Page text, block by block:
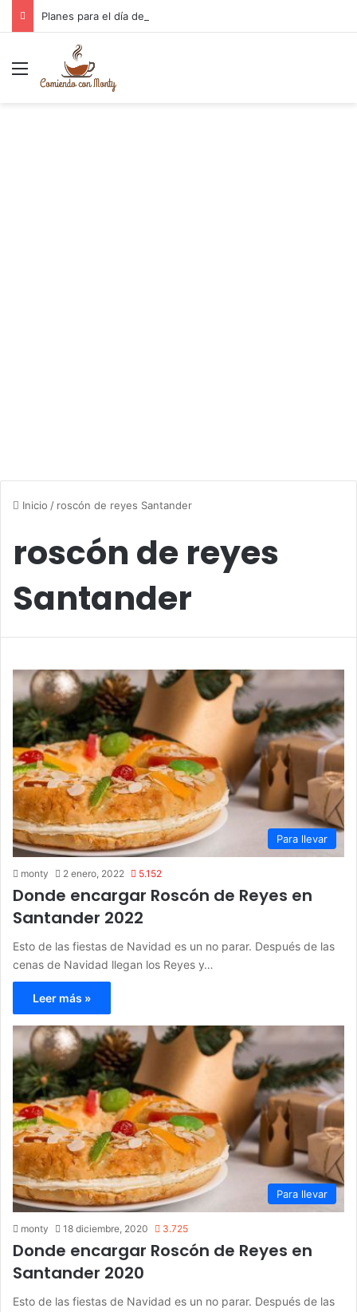
Planes para el día de la Madre Cantabria
Inicio / roscón de reyes Santander
roscón de reyes
Santander
Para llevar
monty 2 enero, 2022 5.152
Donde encargar Roscón de Reyes en
Santander 2022
Esto de las fiestas de Navidad es un no parar. Después de las
cenas de Navidad llegan los Reyes y…
Leer más »
Para llevar
monty 18 diciembre, 2020 3.725
Donde encargar Roscón de Reyes en
Santander 2020
Esto de las fiestas de Navidad es un no parar. Después de las